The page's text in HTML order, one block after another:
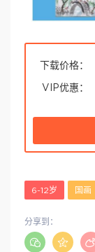
下载价格：
VIP优惠：
6-12岁 国画
分享到：